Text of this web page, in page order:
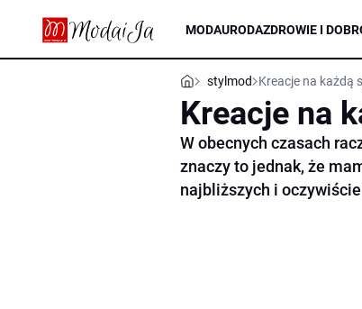
MODAURODAZDROWIE I
stylmod Kreacje na każdą
Kreacje na
W obecnych czasach
znaczy to jednak, że
najbliższych i